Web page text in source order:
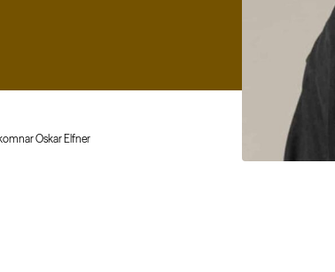
Oskar Elfner